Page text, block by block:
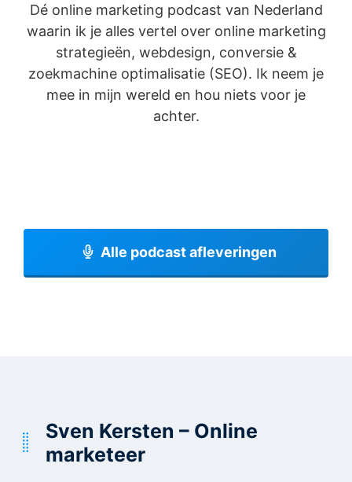
Dé online marketing podcast van Nederland
waarin ik je alles vertel over online marketing
strategieën, webdesign, conversie &
zoekmachine optimalisatie (SEO). Ik neem je
mee in mijn wereld en hou niets voor je
achter.
Alle podcast afleveringen
Sven Kersten – Online
marketeer